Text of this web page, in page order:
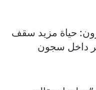
حياة مزيد سقف
داخل سجون